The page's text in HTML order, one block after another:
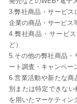
3.弊社商品・サービス
企業の商品・サービス
4.弊社商品・サービ
ど）
5.その他の弊社商品・
ート調査・キャンペー
6.営業活動や新たな商
別または特定できな
を用いたマーケティン